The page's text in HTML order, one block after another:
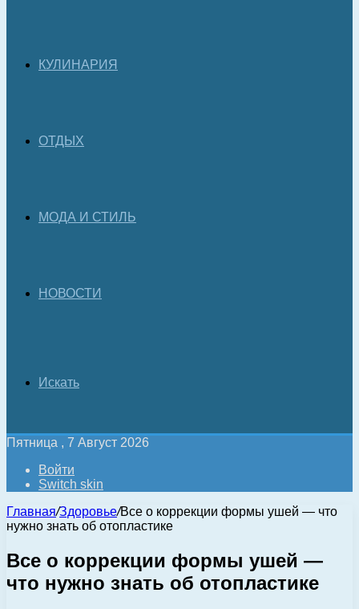
КУЛИНАРИЯ
ОТДЫХ
МОДА И СТИЛЬ
НОВОСТИ
Искать
Пятница , 7 Август 2026
Войти
Switch skin
Главная/Здоровье/Все о коррекции формы ушей — что
нужно знать об отопластике
Все о коррекции формы ушей —
что нужно знать об отопластике